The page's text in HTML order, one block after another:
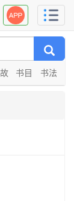
书目 书法